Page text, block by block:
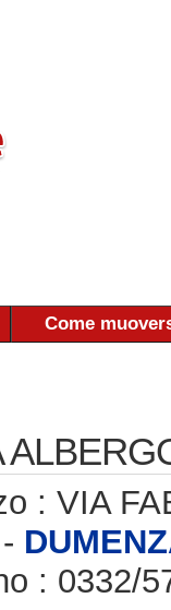
Come
: VIA
: 0332/